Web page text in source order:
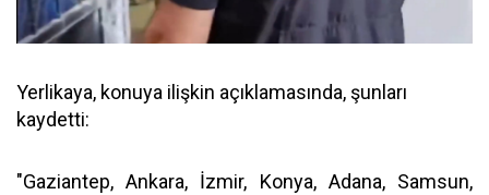
Yerlikaya, konuya ilişkin açıklamasında, şunları
kaydetti:
"Gaziantep, Ankara, İzmir, Konya, Adana, Samsun,